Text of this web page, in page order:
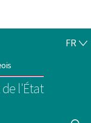
l'État
FR